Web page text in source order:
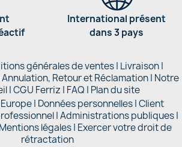
International présent
dans 3 pays
générales de ventes| Livraison|
Annulation, Retour et Réclamation| Notre
|CGU Ferriz | FAQ | Plan du site
| Données personnelles|Client
|Administrations publiques|
Mentions légales| Exercer votre droit de
rétractation